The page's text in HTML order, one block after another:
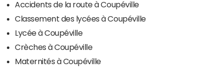
Accidents de la route à Coupéville
Classement des lycées à Coupéville
Lycée à Coupéville
Crèches à Coupéville
Maternités à Coupéville